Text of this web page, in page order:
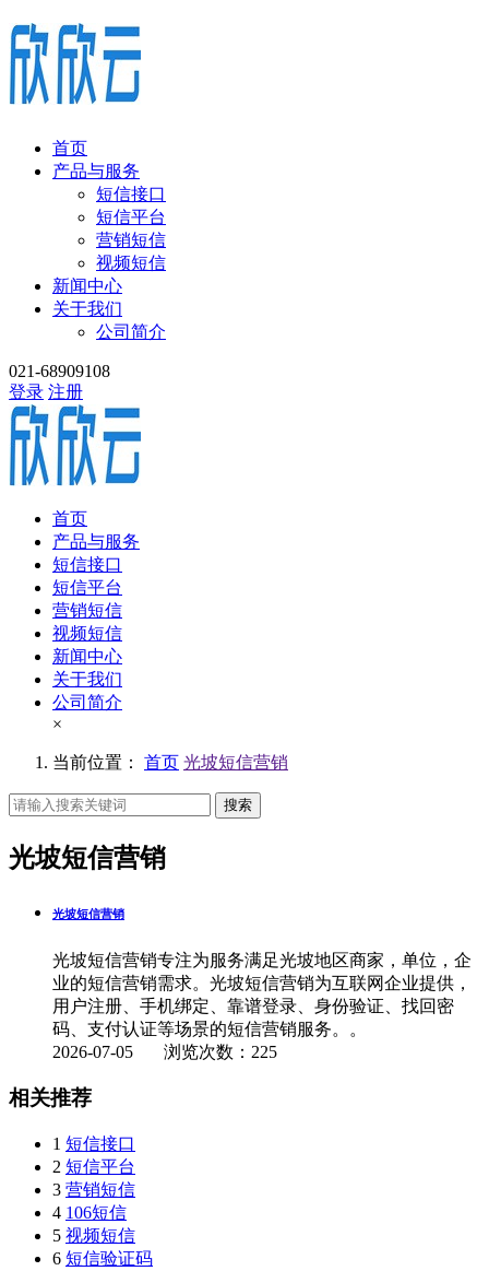
首页
产品与服务
短信接口
短信平台
营销短信
视频短信
新闻中心
关于我们
公司简介
021-68909108
登录 注册
首页
产品与服务
短信接口
短信平台
营销短信
视频短信
新闻中心
关于我们
公司简介
×
当前位置： 首页 光坡短信营销
搜索
光坡短信营销
光坡短信营销
光坡短信营销专注为服务满足光坡地区商家，单位，企
业的短信营销需求。光坡短信营销为互联网企业提供，
用户注册、手机绑定、靠谱登录、身份验证、找回密
码、支付认证等场景的短信营销服务。。
2026-07-05 浏览次数：225
相关推荐
1 短信接口
2 短信平台
3 营销短信
4 106短信
5 视频短信
6 短信验证码